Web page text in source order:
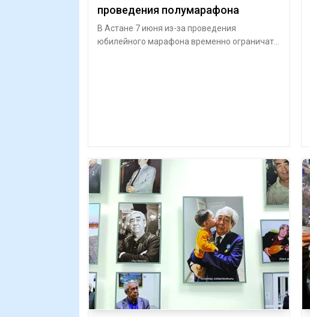
проведения полумарафона
В Астане 7 июня из-за проведения
юбилейного марафона временно ограничат